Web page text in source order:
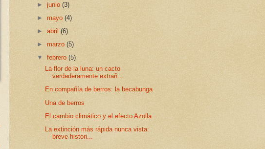
►junio(3)
►mayo(4)
►abril(6)
►marzo(5)
▼febrero(5)
La flor de la luna: un cacto
verdaderamente extrañ...
En compañía de berros: la becabunga
Una de berros
El cambio climático y el efecto Azolla
La extinción más rápida nunca vista:
breve histori...